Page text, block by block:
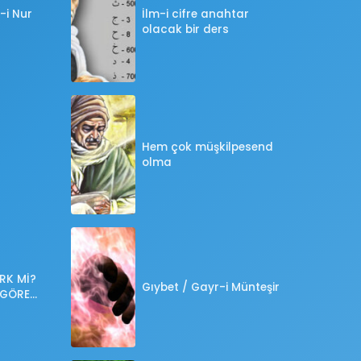
i Nur
Mİ?
İlm-i cifre anahtar
olacak bir ders
Hem çok müşkilpesend
olma
Gıybet / Gayr-i Münteşir